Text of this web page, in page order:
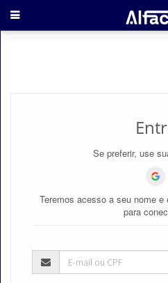
Cursos
Apostilas
Se preferir, use
Teremos acesso a seu nome e
para